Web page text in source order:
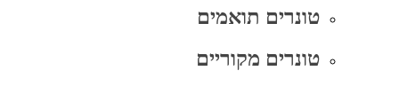
טונרים תואמים
טונרים מקוריים